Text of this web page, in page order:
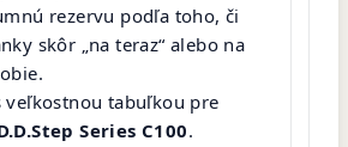
rezervu podľa toho, či
skôr „na teraz“ alebo na
veľkostnou tabuľkou pre
Series C100.